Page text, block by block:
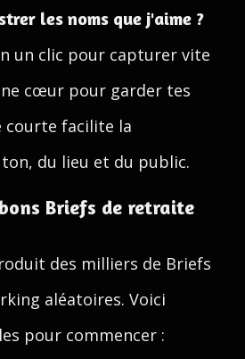
les noms que j'aime ?
un clic pour capturer vite
cœur pour garder tes
courte facilite la
du lieu et du public.
Briefs de retraite
des milliers de Briefs
aléatoires. Voici
pour commencer :